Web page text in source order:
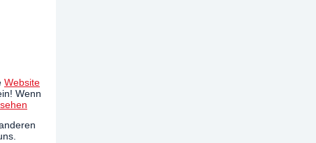
Website
Wenn